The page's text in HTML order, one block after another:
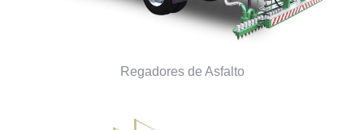
Regadores de Asfalto